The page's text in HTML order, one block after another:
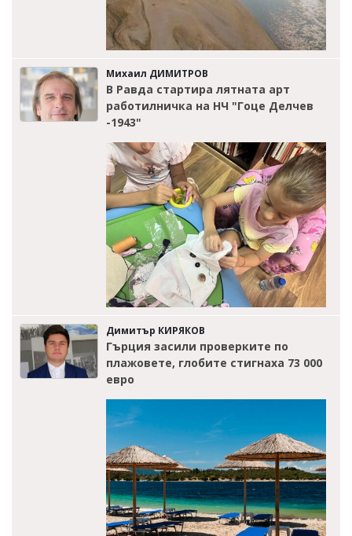
Михаил ДИМИТРОВ
В Равда стартира лятната арт
работилничка на НЧ "Гоце Делчев
-1943"
Димитър КИРЯКОВ
Гърция засили проверките по
плажовете, глобите стигнаха 73 000
евро